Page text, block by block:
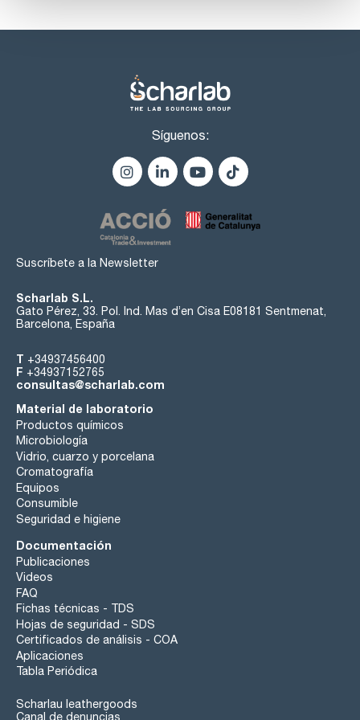
Síguenos:
Suscríbete a la Newsletter
Scharlab S.L.
Gato Pérez, 33. Pol. Ind. Mas d’en Cisa E08181 Sentmenat,
Barcelona, España
T +34937456400
F +34937152765
consultas@scharlab.com
Material de laboratorio
Productos químicos
Microbiología
Vidrio, cuarzo y porcelana
Cromatografía
Equipos
Consumible
Seguridad e higiene
Documentación
Publicaciones
Videos
FAQ
Fichas técnicas - TDS
Hojas de seguridad - SDS
Certificados de análisis - COA
Aplicaciones
Tabla Periódica
Scharlau leathergoods
Canal de denuncias